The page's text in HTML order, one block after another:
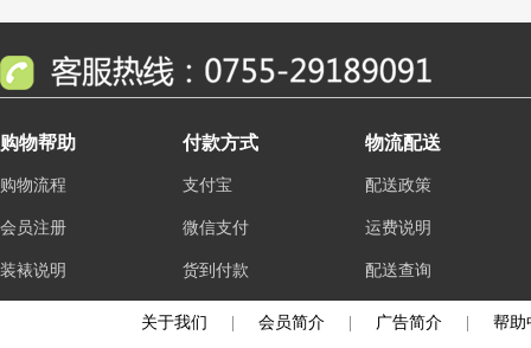
购物帮助
购物流程
会员注册
装裱说明
付款方式
支付宝
微信支付
货到付款
物流配送
配送政策
运费说明
配送查询
关于我们 会员简介 广告简介 帮助